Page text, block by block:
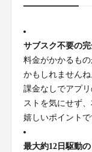
サブスク不要の
料金がかかるも
かもしれませんね
課金なしでアプ
ストを気にせず
嬉しいポイントで
最大約12日駆動